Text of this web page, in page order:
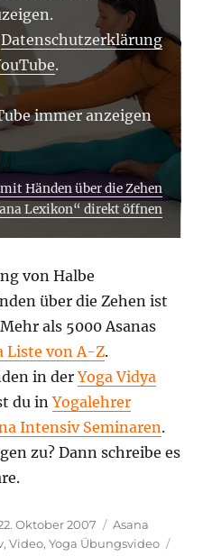
Datenschutzerklärung
.
immer anzeigen
Händen über die Zehen
Lexikon“ direkt öffnen
von Halbe
über die Zehen ist
als 5000 Asanas
Liste von A-Z.
in derYoga Vidya
du inYogalehrer
Intensiv Seminaren.
zu? Dann schreibe es
Oktober 2007 Kategorien
Asana
,Video,Yoga Übungsvideo